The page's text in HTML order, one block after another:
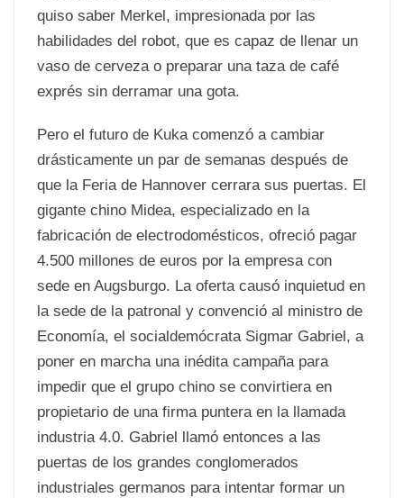
quiso saber Merkel, impresionada por las
habilidades del robot, que es capaz de llenar un
vaso de cerveza o preparar una taza de café
exprés sin derramar una gota.
Pero el futuro de Kuka comenzó a cambiar
drásticamente un par de semanas después de
que la Feria de Hannover cerrara sus puertas. El
gigante chino Midea, especializado en la
fabricación de electrodomésticos, ofreció pagar
4.500 millones de euros por la empresa con
sede en Augsburgo. La oferta causó inquietud en
la sede de la patronal y convenció al ministro de
Economía, el socialdemócrata Sigmar Gabriel, a
poner en marcha una inédita campaña para
impedir que el grupo chino se convirtiera en
propietario de una firma puntera en la llamada
industria 4.0. Gabriel llamó entonces a las
puertas de los grandes conglomerados
industriales germanos para intentar formar un